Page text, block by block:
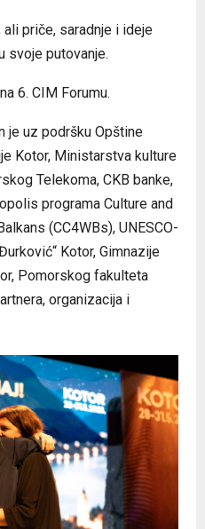
priče, saradnje i ideje
svoje putovanje.
6. CIM Forumu.
je uz podršku Opštine
Kotor, Ministarstva kulture
Telekoma, CKB banke,
programa Culture and
(CC4WBs), UNESCO-
Kotor, Gimnazije
Pomorskog fakulteta
organizacija i